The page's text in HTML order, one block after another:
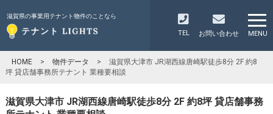
滋賀県の事業用テナント物件のことなら
TEL お問い合わせ MENU
HOME > 物件データ >
滋賀県大津市 JR湖西線唐崎駅徒歩8分 2F 約8
坪 貸店舗事務所テナント 業種要相談
滋賀県大津市 JR湖西線唐崎駅徒歩8分 2F 約8坪 貸店舗事務